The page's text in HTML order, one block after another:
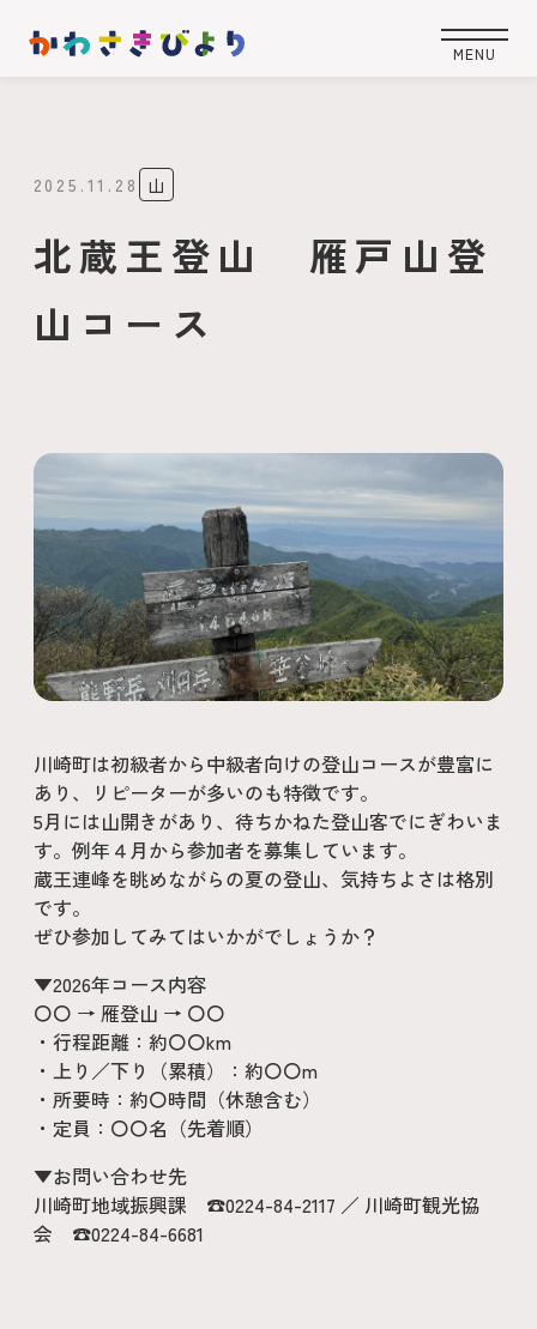
2025.11.28 山
北蔵王登山 雁戸山登
山コース
川崎町は初級者から中級者向けの登山コースが豊富に
あり、リピーターが多いのも特徴です。
5月には山開きがあり、待ちかねた登山客でにぎわいま
す。例年４月から参加者を募集しています。
蔵王連峰を眺めながらの夏の登山、気持ちよさは格別
です。
ぜひ参加してみてはいかがでしょうか？
▼2026年コース内容
〇〇 → 雁登山 → 〇〇
・行程距離：約〇〇km
・上り／下り（累積）：約〇〇m
・所要時：約〇時間（休憩含む）
・定員：〇〇名（先着順）
▼お問い合わせ先
川崎町地域振興課 ☎0224-84-2117 ／ 川崎町観光協
会 ☎0224-84-6681